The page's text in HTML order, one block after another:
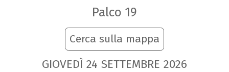
Palco 19
Cerca sulla mappa
GIOVEDÌ 24 SETTEMBRE 2026